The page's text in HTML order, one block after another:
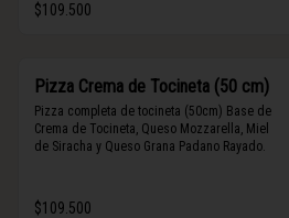
$109.500
Pizza Crema de Tocineta (50 cm)
Pizza completa de tocineta (50cm) Base de
Crema de Tocineta, Queso Mozzarella, Miel
de Siracha y Queso Grana Padano Rayado.
$109.500